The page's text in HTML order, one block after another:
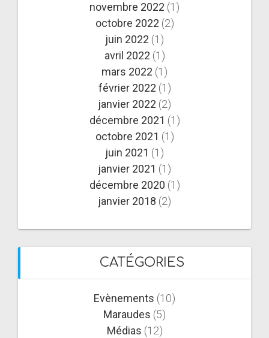
novembre 2022 (1)
octobre 2022 (2)
juin 2022 (1)
avril 2022 (1)
mars 2022 (1)
février 2022 (1)
janvier 2022 (2)
décembre 2021 (1)
octobre 2021 (1)
juin 2021 (1)
janvier 2021 (1)
décembre 2020 (1)
janvier 2018 (2)
CATÉGORIES
Evènements (10)
Maraudes (5)
Médias (12)